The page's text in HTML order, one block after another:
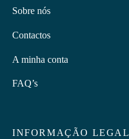
Sobre nós
Contactos
A minha conta
FAQ’s
INFORMAÇÃO LEGAL